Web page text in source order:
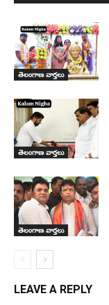
తెలంగాణ వార్తలు
తెలంగాణ వార్తలు
తెలంగాణ వార్తలు
LEAVE A REPLY